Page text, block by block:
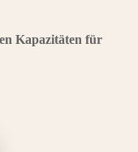
Kapazitäten für